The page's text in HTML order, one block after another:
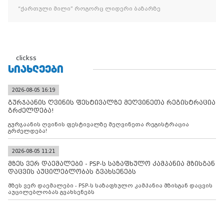
“ქართული მილი” როგორც ლიდერი ბაზარზე
clickss
ᲡᲘᲐᲮᲚᲔᲔᲑᲘ
2026-08-05 16:19
გურჯაანის ღვინის ფესტივალზე მეღვინეთა რეგისტრაცია
გრძელდება!
გურჯაანის ღვინის ფესტივალზე მეღვინეთა რეგისტრაცია
გრძელდება!
2026-08-05 11:21
მზეს ვერ დაემალები - PSP-ს საზაფხულო კამპანია მზისგან
დაცვის აუცილებლობას გვახსენებს
მზეს ვერ დაემალები - PSP-ს საზაფხულო კამპანია მზისგან დაცვის
აუცილებლობას გვახსენებს